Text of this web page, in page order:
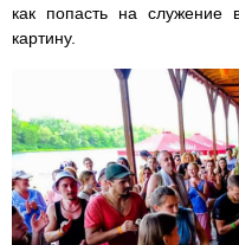
как попасть на
картину.